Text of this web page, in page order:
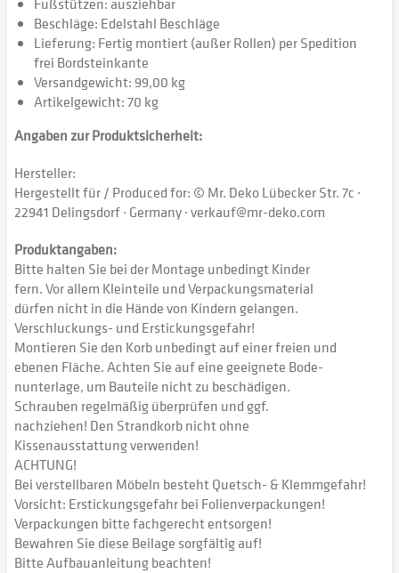
Beschläge: Edelstahl Beschläge
Lieferung: Fertig montiert (außer Rollen) per Spedition
frei Bordsteinkante
Versandgewicht: 99,00 kg
Artikelgewicht: 70 kg
Angaben zur Produktsicherheit:
Hersteller:
Hergestellt für / Produced for: © Mr. Deko Lübecker Str. 7c ·
22941 Delingsdorf · Germany · verkauf@mr-deko.com
Produktangaben:
Bitte halten Sie bei der Montage unbedingt Kinder
fern. Vor allem Kleinteile und Verpackungsmaterial
dürfen nicht in die Hände von Kindern gelangen.
Verschluckungs- und Erstickungsgefahr!
Montieren Sie den Korb unbedingt auf einer freien und
ebenen Fläche. Achten Sie auf eine geeignete Bode-
nunterlage, um Bauteile nicht zu beschädigen.
Schrauben regelmäßig überprüfen und ggf.
nachziehen! Den Strandkorb nicht ohne
Kissenausstattung verwenden!
ACHTUNG!
Bei verstellbaren Möbeln besteht Quetsch- & Klemmgefahr!
Vorsicht: Erstickungsgefahr bei Folienverpackungen!
Verpackungen bitte fachgerecht entsorgen!
Bewahren Sie diese Beilage sorgfältig auf!
Bitte Aufbauanleitung beachten!